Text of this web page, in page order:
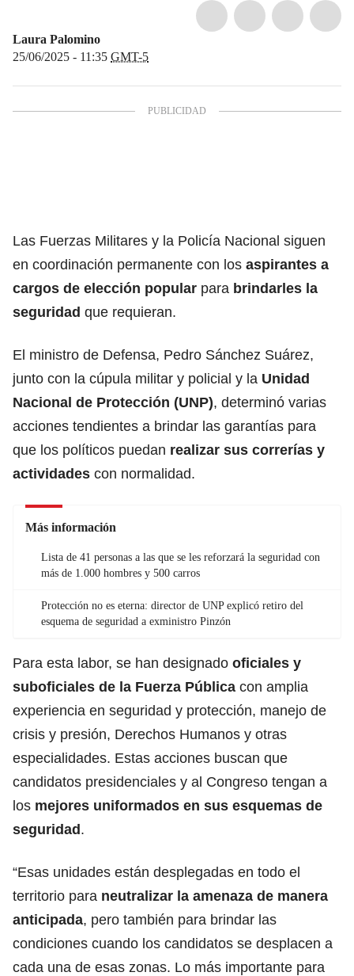
Laura Palomino
25/06/2025 - 11:35 GMT-5
Las Fuerzas Militares y la Policía Nacional siguen
en coordinación permanente con los aspirantes a
cargos de elección popular para brindarles la
seguridad que requieran.
El ministro de Defensa, Pedro Sánchez Suárez,
junto con la cúpula militar y policial y la Unidad
Nacional de Protección (UNP), determinó varias
acciones tendientes a brindar las garantías para
que los políticos puedan realizar sus correrías y
actividades con normalidad.
Más información
Lista de 41 personas a las que se les reforzará la seguridad con
más de 1.000 hombres y 500 carros
Protección no es eterna: director de UNP explicó retiro del
esquema de seguridad a exministro Pinzón
Para esta labor, se han designado oficiales y
suboficiales de la Fuerza Pública con amplia
experiencia en seguridad y protección, manejo de
crisis y presión, Derechos Humanos y otras
especialidades. Estas acciones buscan que
candidatos presidenciales y al Congreso tengan a
los mejores uniformados en sus esquemas de
seguridad.
“Esas unidades están desplegadas en todo el
territorio para neutralizar la amenaza de manera
anticipada, pero también para brindar las
condiciones cuando los candidatos se desplacen a
cada una de esas zonas. Lo más importante para